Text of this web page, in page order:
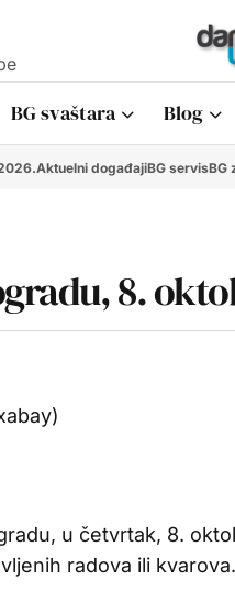
BG svaštara Blog
Aktuelni događajiBG servisBG
8.
u četvrtak, 8.
radova ili